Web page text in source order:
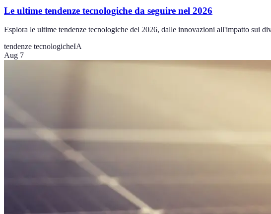
Le ultime tendenze tecnologiche da seguire nel 2026
Esplora le ultime tendenze tecnologiche del 2026, dalle innovazioni all'impatto sui
tendenze tecnologicheIA
Aug 7